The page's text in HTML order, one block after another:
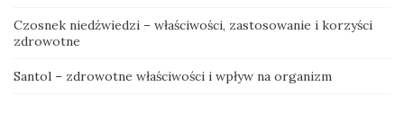
Czosnek niedźwiedzi – właściwości, zastosowanie i korzyści
zdrowotne
Santol – zdrowotne właściwości i wpływ na organizm